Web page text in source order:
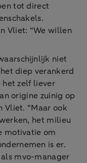
tot direct
Vliet: “We willen
niet
diep verankerd
het zelf liever
origine zuinig op
Vliet. “Maar ook
het milieu
motivatie om
is er.
mvo-manager